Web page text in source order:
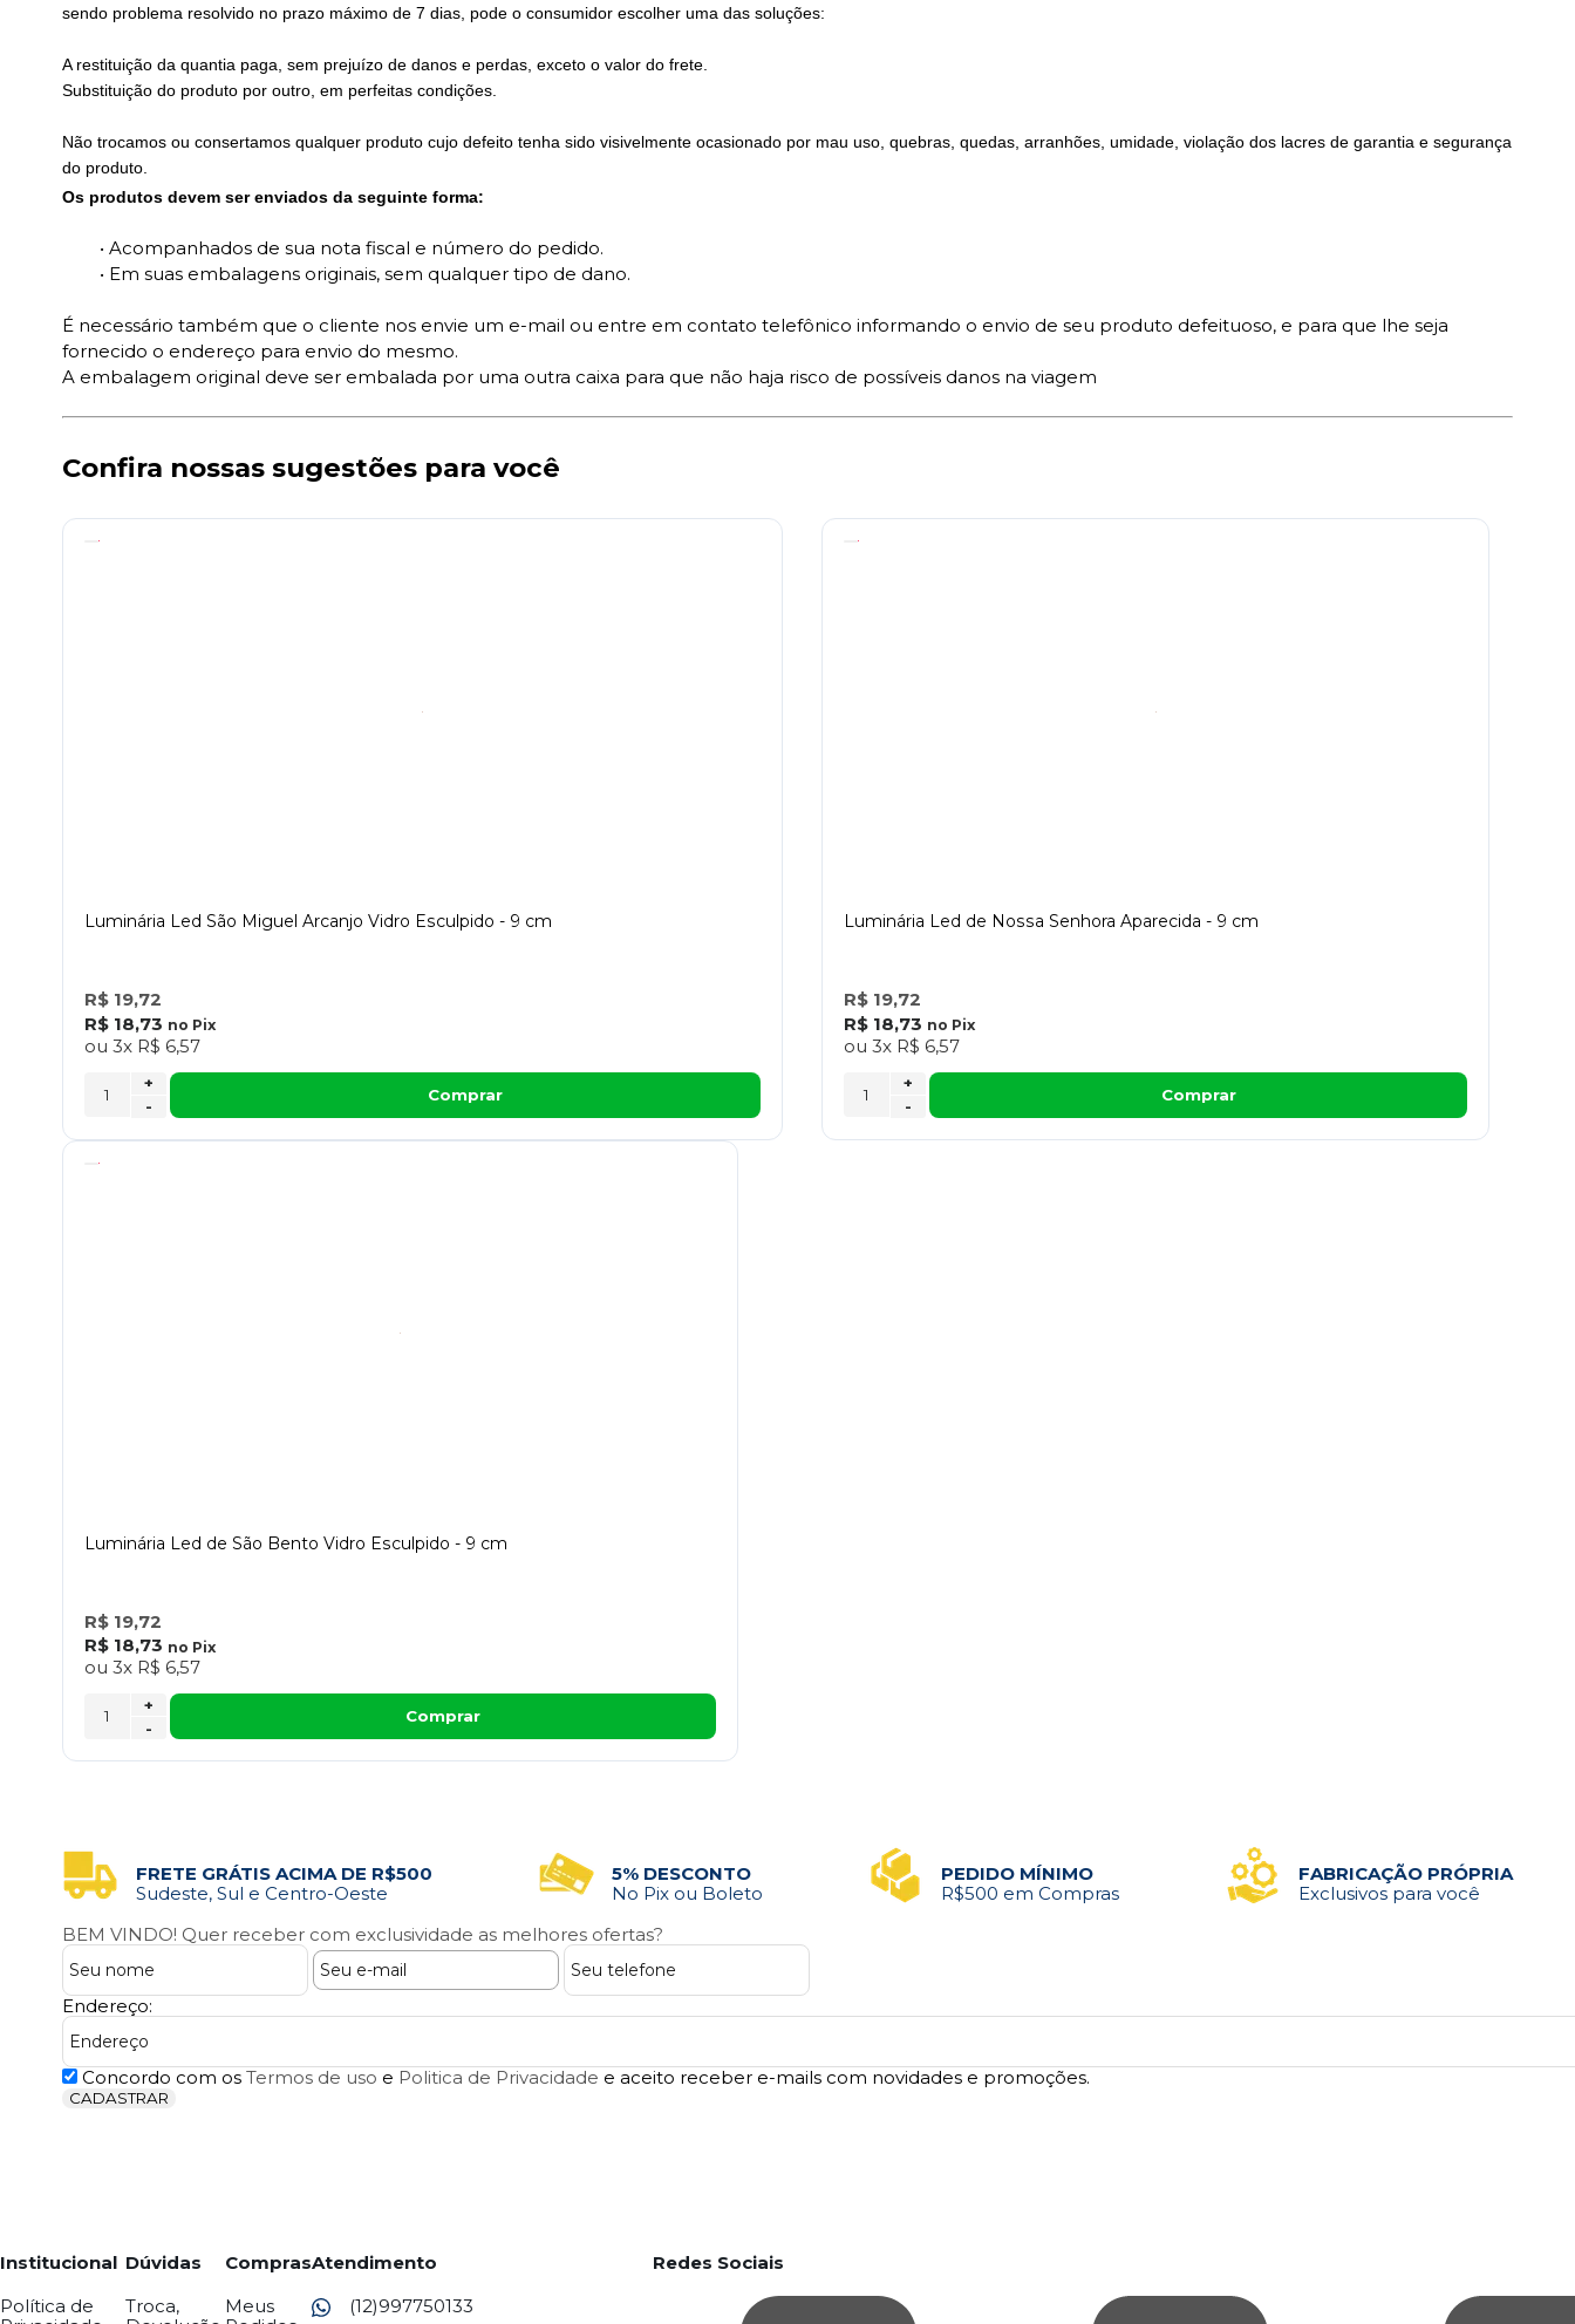
sendo problema resolvido no prazo máximo de 7 dias, pode o consumidor escolher uma das soluções:
A restituição da quantia paga, sem prejuízo de danos e perdas, exceto o valor do frete.
Substituição do produto por outro, em perfeitas condições.
Não trocamos ou consertamos qualquer produto cujo defeito tenha sido visivelmente ocasionado por mau uso, quebras, quedas, arranhões, umidade, violação dos lacres de garantia e segurança
do produto.
Os produtos devem ser enviados da seguinte forma:
• Acompanhados de sua nota fiscal e número do pedido.
• Em suas embalagens originais, sem qualquer tipo de dano.
É necessário também que o cliente nos envie um e-mail ou entre em contato telefônico informando o envio de seu produto defeituoso, e para que lhe seja
fornecido o endereço para envio do mesmo.
A embalagem original deve ser embalada por uma outra caixa para que não haja risco de possíveis danos na viagem
Confira nossas sugestões para você
Luminária Led São Miguel Arcanjo Vidro Esculpido - 9 cm
R$ 19,72
R$ 18,73 no Pix
ou 3x R$ 6,57
-
+
Comprar
Luminária Led de Nossa Senhora Aparecida - 9 cm
R$ 19,72
R$ 18,73 no Pix
ou 3x R$ 6,57
-
+
Comprar
Luminária Led de São Bento Vidro Esculpido - 9 cm
R$ 19,72
R$ 18,73 no Pix
ou 3x R$ 6,57
-
+
Comprar
FRETE GRÁTIS ACIMA DE R$500
Sudeste, Sul e Centro-Oeste
5% DESCONTO
No Pix ou Boleto
PEDIDO MÍNIMO
R$500 em Compras
FABRICAÇÃO PRÓPRIA
Exclusivos para você
BEM VINDO! Quer receber com exclusividade as melhores ofertas?
Endereço:
Concordo com os Termos de uso e Politica de Privacidade e aceito receber e-mails com novidades e promoções.
CADASTRAR
Institucional
Política de
Dúvidas
Troca,
Compras
Meus
Atendimento
(12)997750133
Redes Sociais